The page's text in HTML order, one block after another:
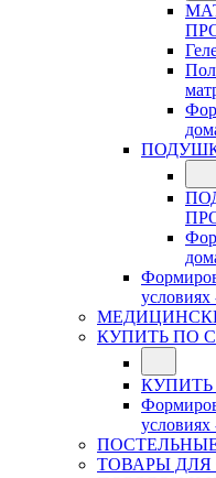
условиях
КУПИТЬ ПО
условиях
ТОВАРЫ ДЛЯ